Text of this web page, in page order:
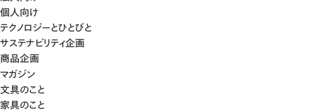
個人向け
テクノロジーとひとびと
サステナビリティ企画
商品企画
マガジン
文具のこと
家具のこと